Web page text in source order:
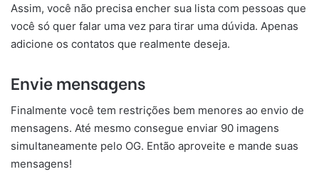
Assim, você não precisa encher sua lista com pessoas que
você só quer falar uma vez para tirar uma dúvida. Apenas
adicione os contatos que realmente deseja.
Envie mensagens
Finalmente você tem restrições bem menores ao envio de
mensagens. Até mesmo consegue enviar 90 imagens
simultaneamente pelo OG. Então aproveite e mande suas
mensagens!